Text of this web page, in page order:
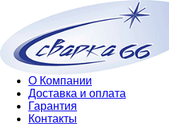
О Компании
Доставка и оплата
Гарантия
Контакты